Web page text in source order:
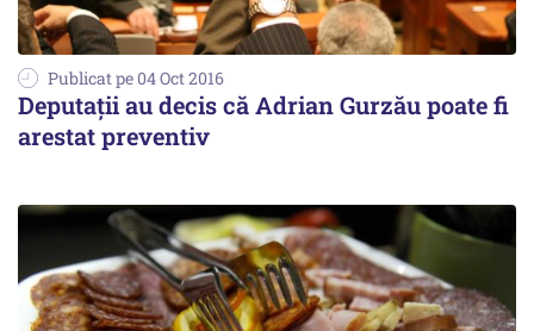
Publicat pe 04 Oct 2016
Deputații au decis că Adrian Gurzău poate fi
arestat preventiv